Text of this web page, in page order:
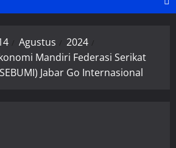
Agustus
2024
Mandiri Federasi Serikat
Jabar Go Internasional